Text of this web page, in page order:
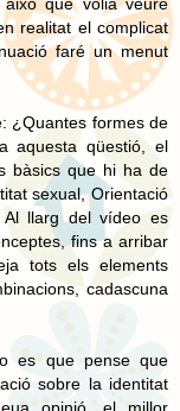
realitat el complicat
faré un menut
¿Quantes formes de
aquesta qüestió, el
bàsics que hi ha de
sexual, Orientació
llarg del vídeo es
fins a arribar
tots els elements
cadascuna
es que pense que
sobre la identitat
opinió, el millor